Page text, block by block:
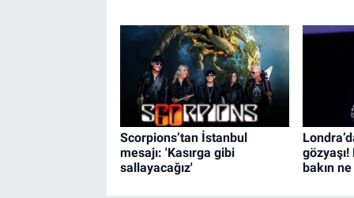
Scorpions’tan İstanbul
mesajı: 'Kasırga gibi
sallayacağız'
bakın ne